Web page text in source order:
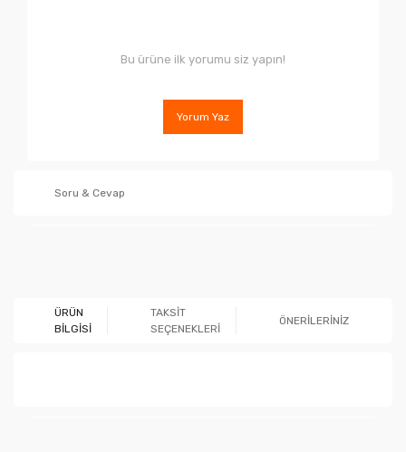
Bu ürüne ilk yorumu siz yapın!
Yorum Yaz
Soru & Cevap
ÜRÜN
BİLGİSİ
TAKSİT
SEÇENEKLERİ
ÖNERİLERİNİZ